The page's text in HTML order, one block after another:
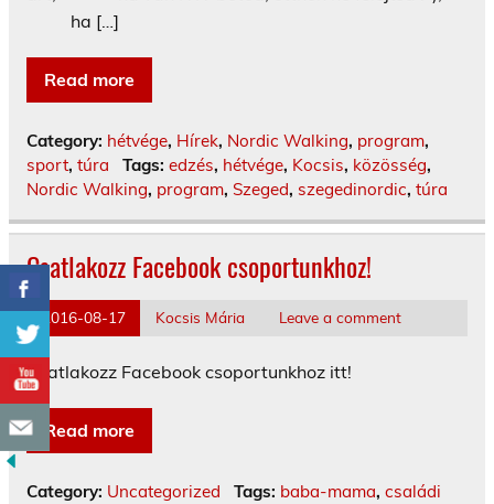
ha […]
Read more
Category: hétvége, Hírek, Nordic Walking, program,
sport, túra Tags: edzés, hétvége, Kocsis, közösség,
Nordic Walking, program, Szeged, szegedinordic, túra
Csatlakozz Facebook csoportunkhoz!
2016-08-17 Kocsis Mária Leave a comment
Csatlakozz Facebook csoportunkhoz itt!
Read more
Category: Uncategorized Tags: baba-mama, családi